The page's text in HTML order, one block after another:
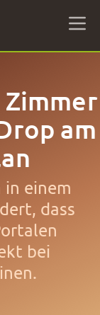
am
in einem
dass
bei